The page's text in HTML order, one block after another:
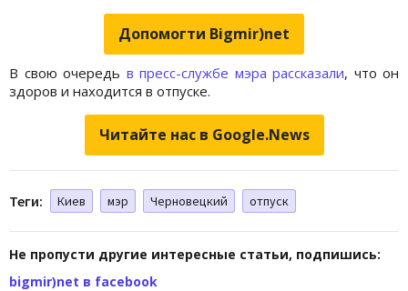
Допомогти Bigmir)net
В свою очередь в пресс-службе мэра рассказали, что он
здоров и находится в отпуске.
Читайте нас в Google.News
Теги: Киев мэр Черновецкий отпуск
Не пропусти другие интересные статьи, подпишись:
bigmir)net в facebook